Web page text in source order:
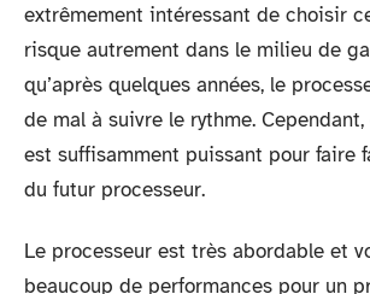
extrêmement intéressant de choisir
risque autrement dans le milieu de
qu’après quelques années, le
de mal à suivre le rythme.
est suffisamment puissant pour faire
du futur processeur.
Le processeur est très abordable et
beaucoup de performances pour un